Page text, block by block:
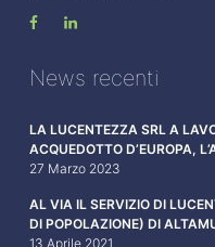
News recenti
LA LUCENTEZZA SRL A
ACQUEDOTTO D’EUROPA,
27 Marzo 2023
AL VIA IL SERVIZIO DI
DI POPOLAZIONE) DI
13 Aprile 2021